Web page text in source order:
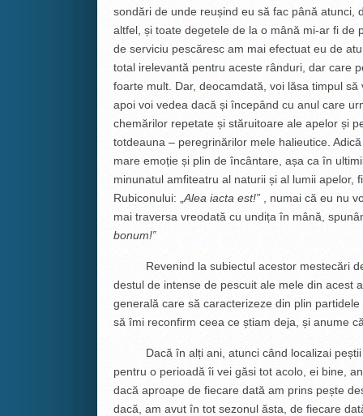
sondări de unde reușind eu să fac până atunci,
altfel, și toate degetele de la o mână mi-ar fi de
de serviciu pescăresc am mai efectuat eu de
total irelevantă pentru aceste rânduri, dar care
foarte mult. Dar, deocamdată, voi lăsa timpul
apoi voi vedea dacă și începând cu anul care
chemărilor repetate și stăruitoare ale apelor și
totdeauna – peregrinărilor mele halieutice.
mare emoție și plin de încântare, așa ca în
minunatul amfiteatru al naturii și al lumii apelor,
Rubiconului: „ Alea iacta est!”, numai că eu nu
mai traversa vreodată cu undița în mână,
bonum!‟
Revenind la subiectul acestor mestecări de
destul de intense de pescuit ale mele din acest
generală care să caracterizeze din plin
să îmi reconfirm ceea ce știam deja, și anume
Dacă în alți ani, atunci când localizai peștii
pentru o perioadă îi vei găsi tot acolo, ei bine,
dacă aproape de fiecare dată am prins pește
dacă, am avut în tot sezonul ăsta, de fiecare